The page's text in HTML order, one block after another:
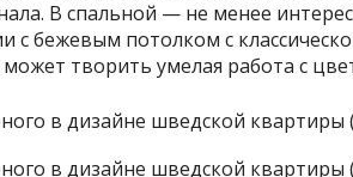
В спальной — не менее
с бежевым потолком с
творить умелая работа с